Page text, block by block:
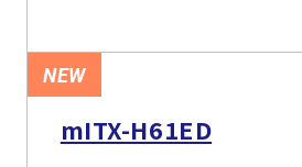
NEW
mITX-H61ED